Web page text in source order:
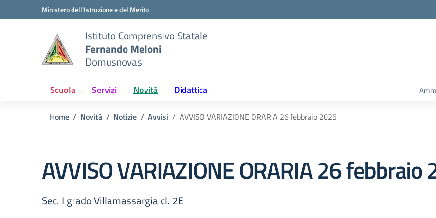
Vai ai contenuti
Vai al menu di navigazioneMinistero dell'Istruzione e del Merito
Istituto Comprensivo Statale
Fernando Meloni
Domusnovas
Scuola Servizi Novità Didattica
Home Novità Notizie Avvisi AVVISO VARIAZIONE ORARIA 26 febbraio 2025
AVVISO VARIAZIONE ORARIA 26 febbraio
Sec. I grado Villamassargia cl. 2E